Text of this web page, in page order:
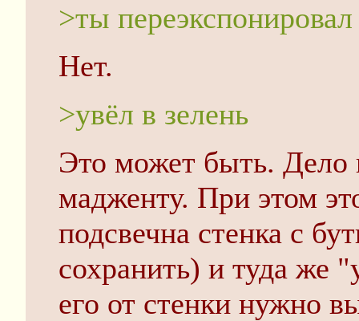
>ты переэкспонировал
Нет.
>увёл в зелень
Это может быть. Дело
мадженту. При этом
подсвечна стенка с
сохранить) и туда же
его от стенки нужно